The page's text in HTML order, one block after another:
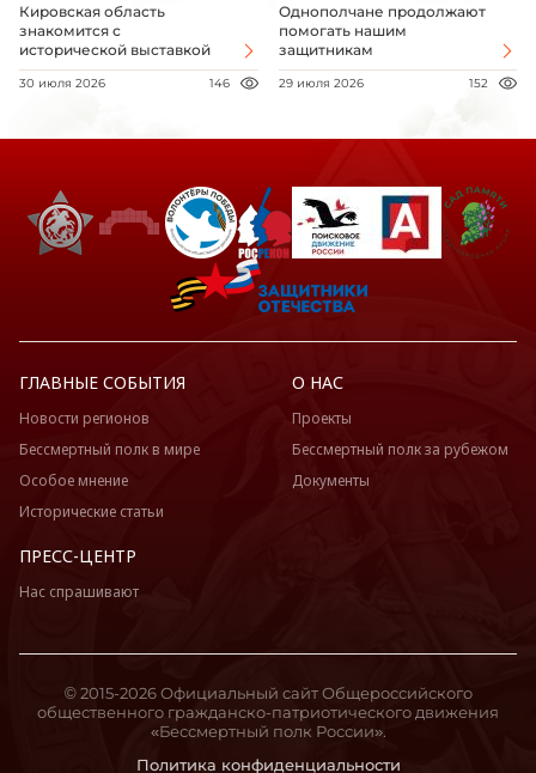
Кировская область
знакомится с
исторической выставкой
30 июля 2026 146
Однополчане продолжают
помогать нашим
защитникам
29 июля 2026 152
ГЛАВНЫЕ СОБЫТИЯ
Новости регионов
Бессмертный полк в мире
Особое мнение
Исторические статьи
О НАС
Проекты
Бессмертный полк за рубежом
Документы
ПРЕСС-ЦЕНТР
Нас спрашивают
Политика конфиденциальности
© 2015-2026 Официальный сайт Общероссийского
общественного гражданско-патриотического движения
«Бессмертный полк России».